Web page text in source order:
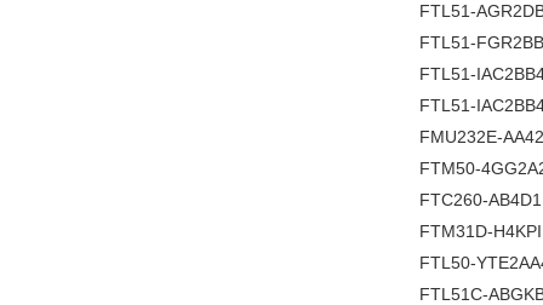
FTL51-
FTL51-
FTL51-
FTL51-
FMU232E-AA42
FTM50-
FTC260-AB4D1
FTM31D-
FTL50-
FTL51C-